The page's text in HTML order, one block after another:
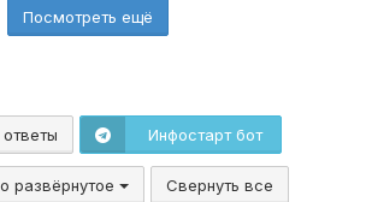
Посмотреть ещё
Инфостарт бот
развёрнутое Свернуть все